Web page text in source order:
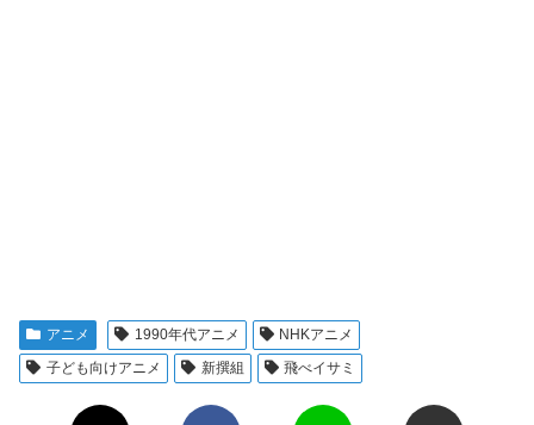
アニメ 1990年代アニメ
NHKアニメ
子ども向けアニメ
新撰組 飛べイサミ